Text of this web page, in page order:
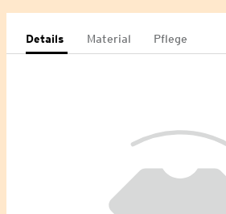
Details Material Pflege